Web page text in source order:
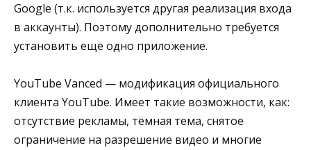
Google (т.к. используется другая реализация входа
в аккаунты). Поэтому дополнительно требуется
установить ещё одно приложение.
YouTube Vanced — модификация официального
клиента YouTube. Имеет такие возможности, как:
отсутствие рекламы, тёмная тема, снятое
ограничение на разрешение видео и многие